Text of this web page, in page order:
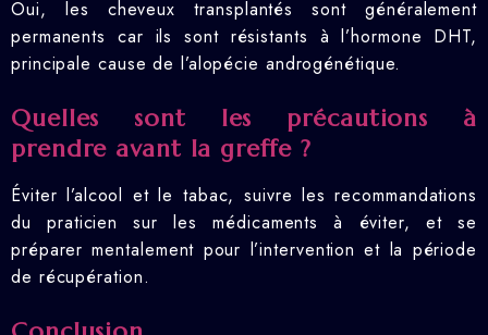
Oui, les cheveux transplantés sont généralement
permanents car ils sont résistants à l’hormone DHT,
principale cause de l’alopécie androgénétique.
Quelles sont les précautions à
prendre avant la greffe ?
Éviter l’alcool et le tabac, suivre les recommandations
du praticien sur les médicaments à éviter, et se
préparer mentalement pour l’intervention et la période
de récupération.